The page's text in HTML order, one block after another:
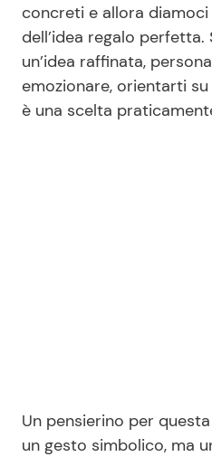
Viaggi e Turismo
Festività
Pubblicità
concreti e allora
dell’idea regalo
un’idea raffinata,
emozionare, orientarti su
è una scelta
Un pensierino per
un gesto simbolico, ma